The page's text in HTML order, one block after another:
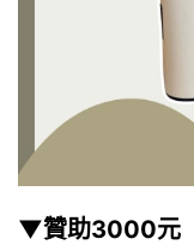
▼贊助3000元